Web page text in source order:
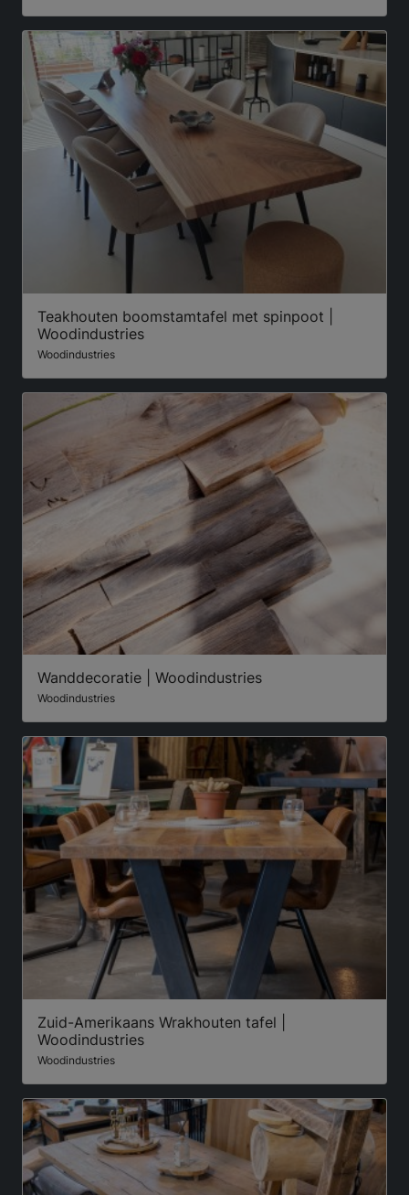
Teakhouten boomstamtafel met spinpoot |
Woodindustries
Woodindustries
Wanddecoratie | Woodindustries
Woodindustries
Zuid-Amerikaans Wrakhouten tafel |
Woodindustries
Woodindustries